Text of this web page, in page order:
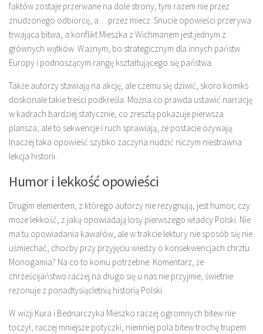
faktów zostaje przerwane na dole strony, tym razem nie przez
znudzonego odbiorcę, a… przez miecz. Snucie opowieści przerywa
trwająca bitwa, a konflikt Mieszka z Wichmanem jest jednym z
głównych wątków. Ważnym, bo strategicznym dla innych państw
Europy i podnoszącym rangę kształtującego się państwa.
Także autorzy stawiają na akcję, ale czemu się dziwić, skoro komiks
doskonale takie treści podkreśla. Można co prawda ustawić narrację
w kadrach bardziej statycznie, co zresztą pokazuje pierwsza
plansza, ale to sekwencje i ruch sprawiają, że postacie ożywają.
Inaczej taka opowieść szybko zaczyna nudzić niczym niestrawna
lekcja historii.
Humor i lekkość opowieści
Drugim elementem, z którego autorzy nie rezygnują, jest humor, czy
może lekkość, z jaką opowiadają losy pierwszego władcy Polski. Nie
ma tu opowiadania kawałów, ale w trakcie lektury nie sposób się nie
uśmiechać, choćby przy przyjęciu wiedzy o konsekwencjach chrztu.
Monogamia? Na co to komu potrzebne. Komentarz, że
chrześcijaństwo raczej na długo się u nas nie przyjmie, świetnie
rezonuje z ponadtysiącletnią historią Polski.
W wizji Kura i Bednarczyka Mieszko raczej ogromnych bitew nie
toczył, raczej mniejsze potyczki, niemniej pola bitew trochę trupem